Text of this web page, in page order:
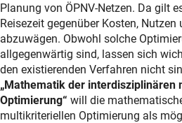
Planung von ÖPNV-Netzen. Da gilt
Reisezeit gegenüber Kosten, Nutzen
abzuwägen. Obwohl solche
allgegenwärtig sind, lassen sich
den existierenden Verfahren nicht
„Mathematik der interdisziplinären
Optimierung“ will die
multikriteriellen Optimierung als